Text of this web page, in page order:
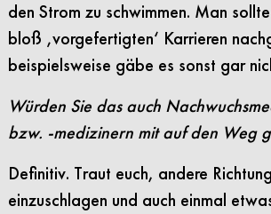
den Strom zu schwimmen. Man
bloß ‚vorgefertigten‘ Karrieren
beispielsweise gäbe es sonst gar
Würden Sie das auch
bzw. -medizinern mit auf den Weg
Definitiv. Traut euch, andere
einzuschlagen und auch einmal